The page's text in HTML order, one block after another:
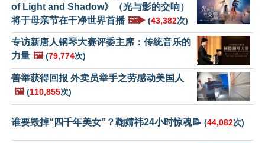
of Light and Shadow》（光与影的交响）
将于母亲节在干净世界首播 🖼️▶️ (43,382次)
专访新唐人钢琴大赛评委主席：传统音乐的
力量 🖼️ (79,774次)
善举获得回报 外卖员举手之劳感动美国人
🖼️ (110,855次)
谁要毁掉“四千年美女”？鞠婧祎24小时惊魂📝 (44,082次)